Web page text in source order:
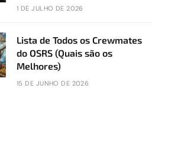
1 DE JULHO DE 2026
Lista de Todos os Crewmates
do OSRS (Quais são os
Melhores)
15 DE JUNHO DE 2026